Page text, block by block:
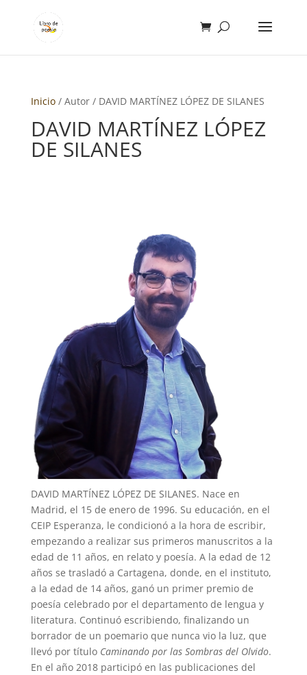
Inicio/ Autor / DAVID MARTÍNEZ LÓPEZ DE SILANES
DAVID MARTÍNEZ LÓPEZ
DE SILANES
DAVID MARTÍNEZ LÓPEZ DE SILANES. Nace en
Madrid, el 15 de enero de 1996. Su educación, en el
CEIP Esperanza, le condicionó a la hora de escribir,
empezando a realizar sus primeros manuscritos a la
edad de 11 años, en relato y poesía. A la edad de 12
años se trasladó a Cartagena, donde, en el instituto,
a la edad de 14 años, ganó un primer premio de
poesía celebrado por el departamento de lengua y
literatura. Continuó escribiendo, finalizando un
borrador de un poemario que nunca vio la luz, que
llevó por título Caminando por las Sombras del Olvido.
En el año 2018 participó en las publicaciones del